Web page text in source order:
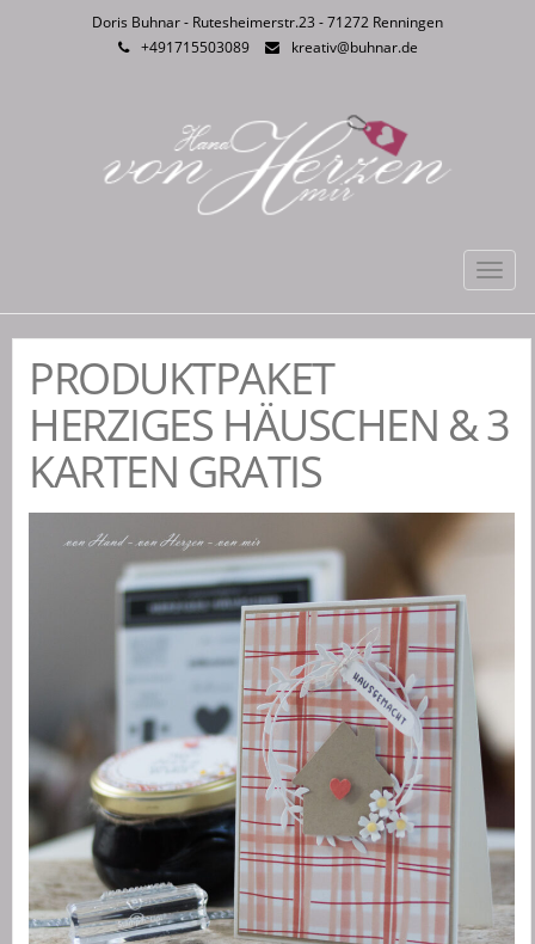
Doris Buhnar - Rutesheimerstr.23 - 71272 Renningen
+491715503089
kreativ@buhnar.de
PRODUKTPAKET
HERZIGES HÄUSCHEN & 3
KARTEN GRATIS